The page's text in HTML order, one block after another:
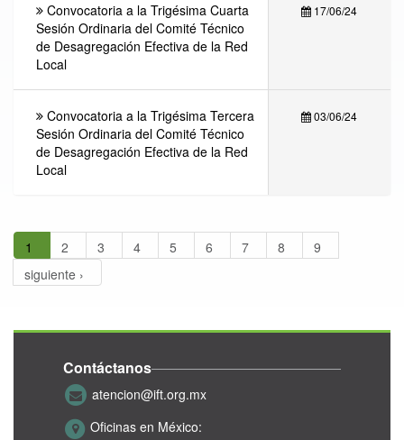
Convocatoria a la Trigésima Cuarta
Sesión Ordinaria del Comité Técnico
de Desagregación Efectiva de la Red
Local
17/06/24
Convocatoria a la Trigésima Tercera
Sesión Ordinaria del Comité Técnico
de Desagregación Efectiva de la Red
Local
03/06/24
1 2 3 4 5 6 7 8
9
siguiente ›
Contáctanos
atencion@ift.org.mx
Oficinas en México: